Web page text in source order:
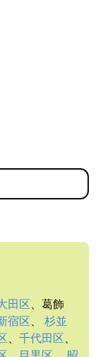
田区 、葛飾
宿区
杉並
千代田区